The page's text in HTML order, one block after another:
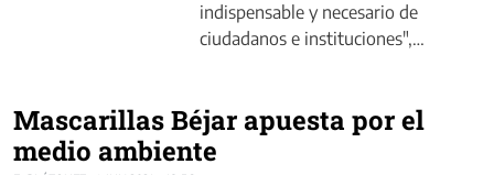
indispensable y necesario de
ciudadanos e instituciones",…
Mascarillas Béjar apuesta por el
medio ambiente